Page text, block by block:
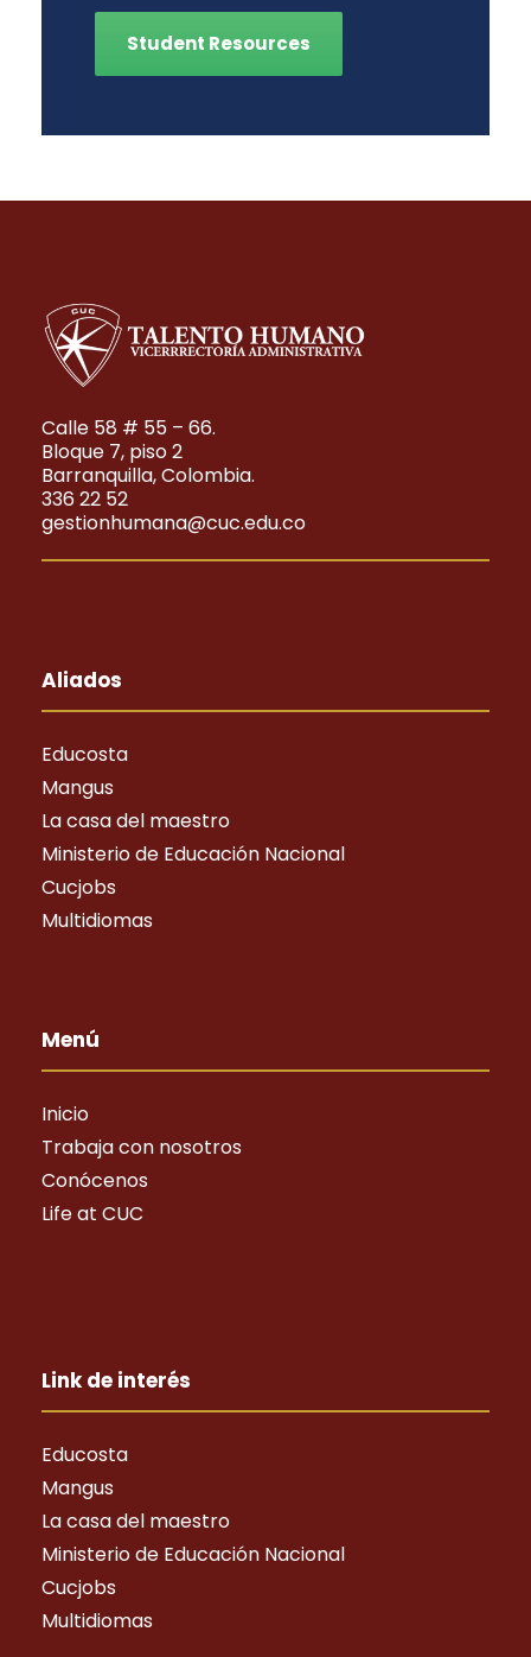
Student Resources
Calle 58 # 55 – 66.
Bloque 7, piso 2
Barranquilla, Colombia.
336 22 52
gestionhumana@cuc.edu.co
Aliados
Educosta
Mangus
La casa del maestro
Ministerio de Educación Nacional
Cucjobs
Multidiomas
Menú
Inicio
Trabaja con nosotros
Conócenos
Life at CUC
Link de interés
Educosta
Mangus
La casa del maestro
Ministerio de Educación Nacional
Cucjobs
Multidiomas